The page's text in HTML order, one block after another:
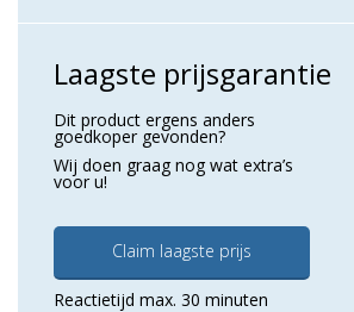
Laagste prijsgarantie
Dit product ergens anders
goedkoper gevonden?
Wij doen graag nog wat extra’s
voor u!
Claim laagste prijs
Reactietijd max. 30 minuten